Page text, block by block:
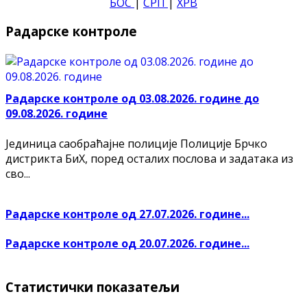
Радарске контроле
Радарске контроле од 03.08.2026. године до
09.08.2026. године
Јединица саобраћајне полиције Полиције Брчко
дистрикта БиХ, поред осталих послова и задатака из
сво...
Радарске контроле од 27.07.2026. године...
Радарске контроле од 20.07.2026. године...
Статистички показатељи